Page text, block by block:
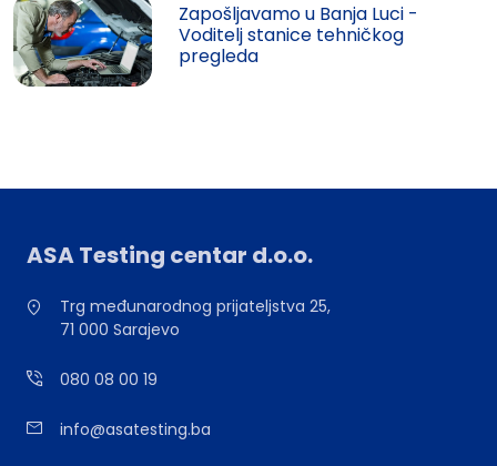
Zapošljavamo u Banja Luci -
Voditelj stanice tehničkog
pregleda
ASA Testing centar d.o.o.
Trg međunarodnog prijateljstva 25,
71 000 Sarajevo
080 08 00 19
info@asatesting.ba